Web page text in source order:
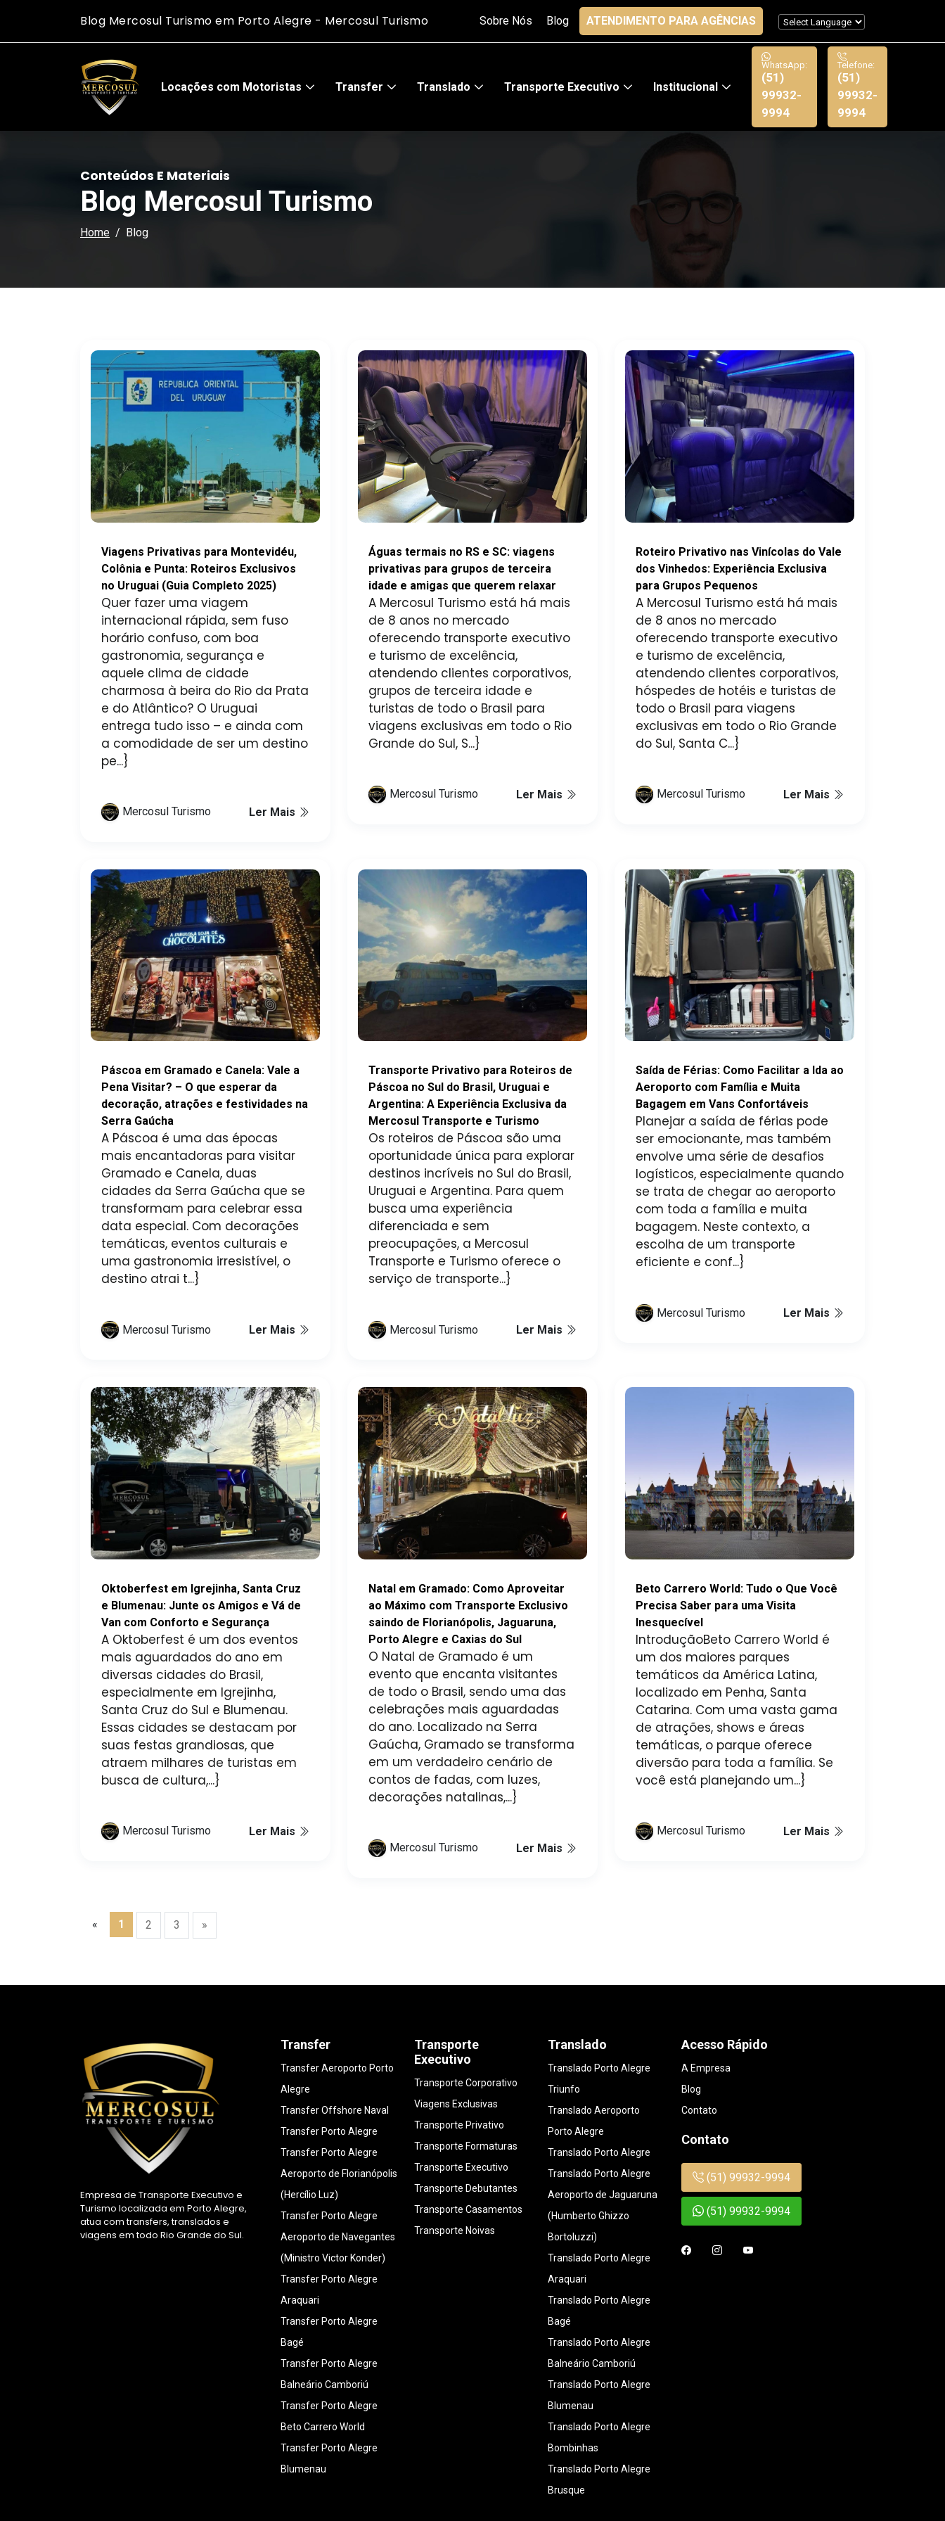
- Mercosul Turismo Blog Mercosul Turismo em Porto Alegre - Mercosul Turismo ATENDIMENTO PARA AGÊNCIAS
Blog
Sobre Nós
WhatsApp:
(51)
99932-
9994
Telefone:
(51)
99932-
9994
Locações com Motoristas Transfer Translado Transporte Executivo Institucional
Conteúdos E Materiais
Blog Mercosul Turismo
Home Blog
Viagens Privativas para Montevidéu,
Colônia e Punta: Roteiros Exclusivos
no Uruguai (Guia Completo 2025)
Quer fazer uma viagem
internacional rápida, sem fuso
horário confuso, com boa
gastronomia, segurança e
aquele clima de cidade
charmosa à beira do Rio da Prata
e do Atlântico? O Uruguai
entrega tudo isso – e ainda com
a comodidade de ser um destino
pe...}
Mercosul Turismo Ler Mais
Águas termais no RS e SC: viagens
privativas para grupos de terceira
idade e amigas que querem relaxar
A Mercosul Turismo está há mais
de 8 anos no mercado
oferecendo transporte executivo
e turismo de excelência,
atendendo clientes corporativos,
grupos de terceira idade e
turistas de todo o Brasil para
viagens exclusivas em todo o Rio
Grande do Sul, S...}
Mercosul Turismo Ler Mais
Roteiro Privativo nas Vinícolas do Vale
dos Vinhedos: Experiência Exclusiva
para Grupos Pequenos
A Mercosul Turismo está há mais
de 8 anos no mercado
oferecendo transporte executivo
e turismo de excelência,
atendendo clientes corporativos,
hóspedes de hotéis e turistas de
todo o Brasil para viagens
exclusivas em todo o Rio Grande
do Sul, Santa C...}
Mercosul Turismo Ler Mais
Páscoa em Gramado e Canela: Vale a
Pena Visitar? – O que esperar da
decoração, atrações e festividades na
Serra Gaúcha
A Páscoa é uma das épocas
mais encantadoras para visitar
Gramado e Canela, duas
cidades da Serra Gaúcha que se
transformam para celebrar essa
data especial. Com decorações
temáticas, eventos culturais e
uma gastronomia irresistível, o
destino atrai t...}
Mercosul Turismo Ler Mais
Transporte Privativo para Roteiros de
Páscoa no Sul do Brasil, Uruguai e
Argentina: A Experiência Exclusiva da
Mercosul Transporte e Turismo
Os roteiros de Páscoa são uma
oportunidade única para explorar
destinos incríveis no Sul do Brasil,
Uruguai e Argentina. Para quem
busca uma experiência
diferenciada e sem
preocupações, a Mercosul
Transporte e Turismo oferece o
serviço de transporte...}
Mercosul Turismo Ler Mais
Saída de Férias: Como Facilitar a Ida ao
Aeroporto com Família e Muita
Bagagem em Vans Confortáveis
Planejar a saída de férias pode
ser emocionante, mas também
envolve uma série de desafios
logísticos, especialmente quando
se trata de chegar ao aeroporto
com toda a família e muita
bagagem. Neste contexto, a
escolha de um transporte
eficiente e conf...}
Mercosul Turismo Ler Mais
Oktoberfest em Igrejinha, Santa Cruz
e Blumenau: Junte os Amigos e Vá de
Van com Conforto e Segurança
A Oktoberfest é um dos eventos
mais aguardados do ano em
diversas cidades do Brasil,
especialmente em Igrejinha,
Santa Cruz do Sul e Blumenau.
Essas cidades se destacam por
suas festas grandiosas, que
atraem milhares de turistas em
busca de cultura,...}
Mercosul Turismo Ler Mais
Natal em Gramado: Como Aproveitar
ao Máximo com Transporte Exclusivo
saindo de Florianópolis, Jaguaruna,
Porto Alegre e Caxias do Sul
O Natal de Gramado é um
evento que encanta visitantes
de todo o Brasil, sendo uma das
celebrações mais aguardadas
do ano. Localizado na Serra
Gaúcha, Gramado se transforma
em um verdadeiro cenário de
contos de fadas, com luzes,
decorações natalinas,...}
Mercosul Turismo Ler Mais
Beto Carrero World: Tudo o Que Você
Precisa Saber para uma Visita
Inesquecível
IntroduçãoBeto Carrero World é
um dos maiores parques
temáticos da América Latina,
localizado em Penha, Santa
Catarina. Com uma vasta gama
de atrações, shows e áreas
temáticas, o parque oferece
diversão para toda a família. Se
você está planejando um...}
Mercosul Turismo Ler Mais
« 1 2 3 »
Empresa de Transporte Executivo e
Turismo localizada em Porto Alegre,
atua com transfers, translados e
viagens em todo Rio Grande do Sul.
Transfer
Transfer Aeroporto Porto
Alegre
Transfer Offshore Naval
Transfer Porto Alegre
Transfer Porto Alegre
Aeroporto de Florianópolis
(Hercílio Luz)
Transfer Porto Alegre
Aeroporto de Navegantes
(Ministro Victor Konder)
Transfer Porto Alegre
Araquari
Transfer Porto Alegre
Bagé
Transfer Porto Alegre
Balneário Camboriú
Transfer Porto Alegre
Beto Carrero World
Transfer Porto Alegre
Blumenau
Transporte
Executivo
Transporte Corporativo
Viagens Exclusivas
Transporte Privativo
Transporte Formaturas
Transporte Executivo
Transporte Debutantes
Transporte Casamentos
Transporte Noivas
Translado
Translado Porto Alegre
Triunfo
Translado Aeroporto
Porto Alegre
Translado Porto Alegre
Translado Porto Alegre
Aeroporto de Jaguaruna
(Humberto Ghizzo
Bortoluzzi)
Translado Porto Alegre
Araquari
Translado Porto Alegre
Bagé
Translado Porto Alegre
Balneário Camboriú
Translado Porto Alegre
Blumenau
Translado Porto Alegre
Bombinhas
Translado Porto Alegre
Brusque
Acesso Rápido
A Empresa
Blog
Contato
Contato
(51) 99932-9994
(51) 99932-9994